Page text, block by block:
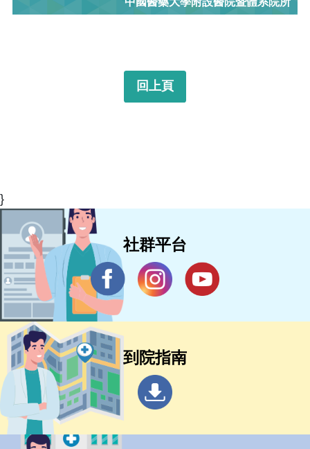
回上頁
}
社群平台
到院指南